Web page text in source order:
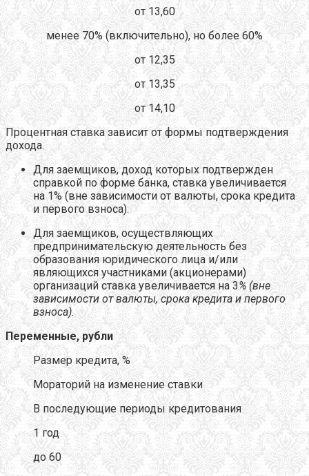
от 13,60
менее 70% (включительно), но более 60%
от 12,35
от 13,35
от 14,10
Процентная ставка зависит от формы подтверждения
дохода.
Для заемщиков, доход которых подтвержден
справкой по форме банка, ставка увеличивается
на 1% (вне зависимости от валюты, срока кредита
и первого взноса).
Для заемщиков, осуществляющих
предпринимательскую деятельность без
образования юридического лица и/или
являющихся участниками (акционерами)
организаций ставка увеличивается на 3% (вне
зависимости от валюты, срока кредита и первого
взноса).
Переменные, рубли
Размер кредита, %
Мораторий на изменение ставки
В последующие периоды кредитования
1 год
до 60